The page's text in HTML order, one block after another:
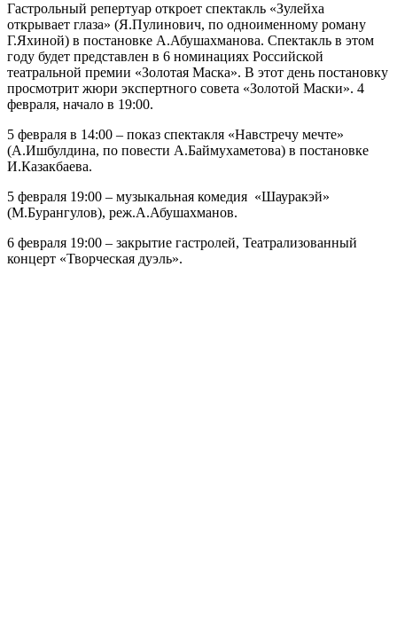
Гастрольный репертуар откроет спектакль «Зулейха
открывает глаза» (Я.Пулинович, по одноименному роману
Г.Яхиной) в постановке А.Абушахманова. Спектакль в этом
году будет представлен в 6 номинациях Российской
театральной премии «Золотая Маска». В этот день постановку
просмотрит жюри экспертного совета «Золотой Маски». 4
февраля, начало в 19:00.
5 февраля в 14:00 – показ спектакля «Навстречу мечте»
(А.Ишбулдина, по повести А.Баймухаметова) в постановке
И.Казакбаева.
5 февраля 19:00 – музыкальная комедия «Шауракэй»
(М.Бурангулов), реж.А.Абушахманов.
6 февраля 19:00 – закрытие гастролей, Театрализованный
концерт «Творческая дуэль».